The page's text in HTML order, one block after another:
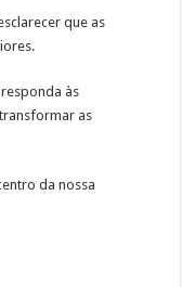
que as
às
as
da nossa